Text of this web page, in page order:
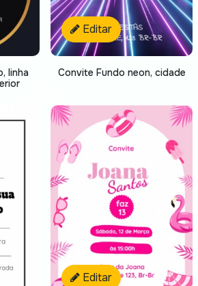
linha
Editar
Convite Fundo neon, cidade
Editar